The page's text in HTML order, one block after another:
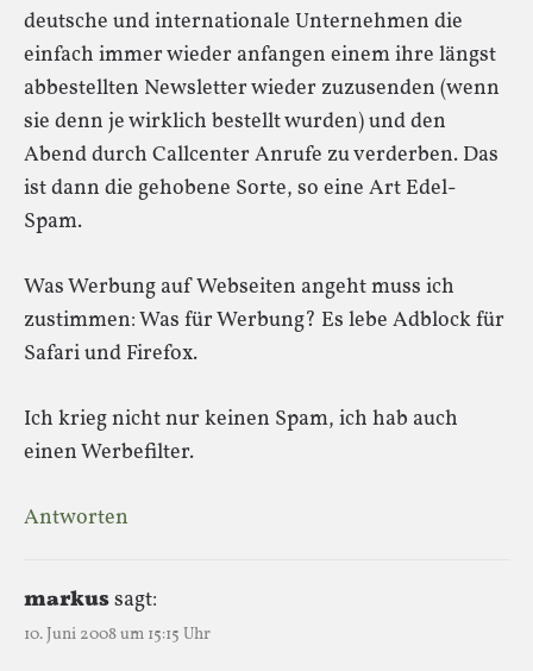
deutsche und internationale Unternehmen die
einfach immer wieder anfangen einem ihre längst
abbestellten Newsletter wieder zuzusenden (wenn
sie denn je wirklich bestellt wurden) und den
Abend durch Callcenter Anrufe zu verderben. Das
ist dann die gehobene Sorte, so eine Art Edel-
Spam.
Was Werbung auf Webseiten angeht muss ich
zustimmen: Was für Werbung? Es lebe Adblock für
Safari und Firefox.
Ich krieg nicht nur keinen Spam, ich hab auch
einen Werbefilter.
Antworten
markussagt:
10. Juni 2008 um 15:15 Uhr